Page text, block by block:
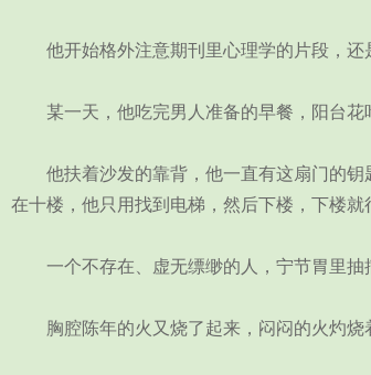
他开始格外注意期刊里心理学的片段，还
某一天，他吃完男人准备的早餐，阳台花
他扶着沙发的靠背，他一直有这扇门的钥
在十楼，他只用找到电梯，然后下楼，下楼
一个不存在、虚无缥缈的人，宁节胃里抽
胸腔陈年的火又烧了起来，闷闷的火灼烧